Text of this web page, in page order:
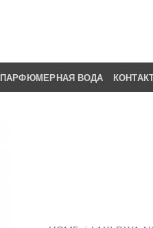
ПАРФЮМЕРНАЯ ВОДА